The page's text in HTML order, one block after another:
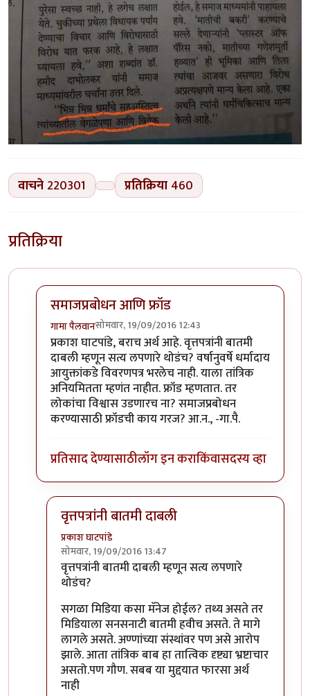
वाचने 220301 प्रतिक्रिया 460
प्रतिक्रिया
समाजप्रबोधन आणि फ्रॉड
गामा पैलवानसोमवार, 19/09/2016 12:43
In reply toहा मुद्दा सनातनवालेbyप्रकाश घाटपांडे
प्रकाश घाटपांडे, बराच अर्थ आहे. वृत्तपत्रांनी बातमी
दाबली म्हणून सत्य लपणारे थोडंच? वर्षानुवर्षे धर्मादाय
आयुक्तांकडे विवरणपत्र भरलेच नाही. याला तांत्रिक
अनियमितता म्हणंत नाहीत. फ्रॉड म्हणतात. तर
लोकांचा विश्वास उडणारच ना? समाजप्रबोधन
करण्यासाठी फ्रॉडची काय गरज? आ.न., -गा.पै.
प्रतिसाद देण्यासाठीलॉग इन कराकिंवासदस्य व्हा
वृत्तपत्रांनी बातमी दाबली
प्रकाश घाटपांडे
सोमवार, 19/09/2016 13:47
In reply toसमाजप्रबोधन आणि फ्रॉडbyगामा पैलवान
वृत्तपत्रांनी बातमी दाबली म्हणून सत्य लपणारे
थोडंच?
सगळा मिडिया कसा मॅनेज होईल? तथ्य असते तर
मिडियाला सनसनाटी बातमी हवीच असते. ते मागे
लागले असते. अण्णांच्या संस्थांवर पण असे आरोप
झाले. आता तांत्रिक बाब हा तात्विक दृष्ट्या भ्रष्टाचार
असतो.पण गौण. सबब या मुद्दयात फारसा अर्थ
नाही